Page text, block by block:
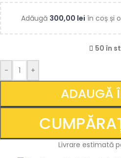
Adăugă 300,00 lei în coș și
50 în
- +
ADAUGĂ
Livrare estimată